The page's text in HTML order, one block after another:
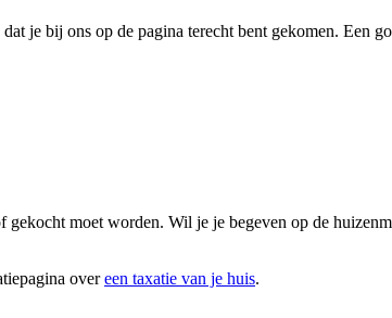
je bij ons op de pagina terecht bent gekomen. Een
moet worden. Wil je je begeven op de
overeen taxatie van je huis.